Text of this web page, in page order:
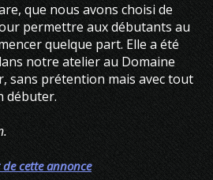
que nous avons choisi de
permettre aux débutants au
quelque part. Elle a été
notre atelier au Domaine
sans prétention mais avec tout
débuter.
cette annonce